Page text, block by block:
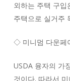
외하는 주택 구입
주택으로 실거주
◇ 미니멈 다운페
USDA 융자의 가
것이다. 따라서